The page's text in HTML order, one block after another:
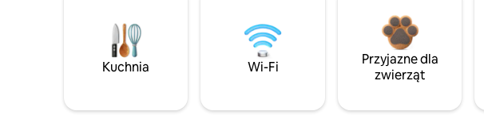
Kuchnia Wi-Fi
Przyjazne dla
zwierząt